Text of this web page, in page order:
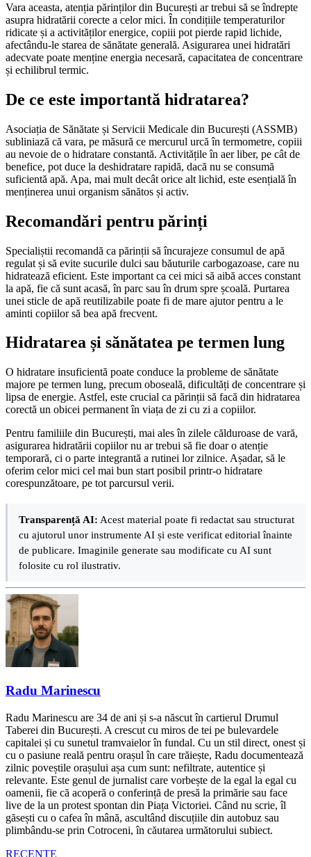
Vara aceasta, atenția părinților din București ar trebui să se îndrepte
asupra hidratării corecte a celor mici. În condițiile temperaturilor
ridicate și a activităților energice, copiii pot pierde rapid lichide,
afectându-le starea de sănătate generală. Asigurarea unei hidratări
adecvate poate menține energia necesară, capacitatea de concentrare
și echilibrul termic.
De ce este importantă hidratarea?
Asociația de Sănătate și Servicii Medicale din București (ASSMB)
subliniază că vara, pe măsură ce mercurul urcă în termometre, copiii
au nevoie de o hidratare constantă. Activitățile în aer liber, pe cât de
benefice, pot duce la deshidratare rapidă, dacă nu se consumă
suficientă apă. Apa, mai mult decât orice alt lichid, este esențială în
menținerea unui organism sănătos și activ.
Recomandări pentru părinți
Specialiștii recomandă ca părinții să încurajeze consumul de apă
regulat și să evite sucurile dulci sau băuturile carbogazoase, care nu
hidratează eficient. Este important ca cei mici să aibă acces constant
la apă, fie că sunt acasă, în parc sau în drum spre școală. Purtarea
unei sticle de apă reutilizabile poate fi de mare ajutor pentru a le
aminti copiilor să bea apă frecvent.
Hidratarea și sănătatea pe termen lung
O hidratare insuficientă poate conduce la probleme de sănătate
majore pe termen lung, precum oboseală, dificultăți de concentrare și
lipsa de energie. Astfel, este crucial ca părinții să facă din hidratarea
corectă un obicei permanent în viața de zi cu zi a copiilor.
Pentru familiile din București, mai ales în zilele călduroase de vară,
asigurarea hidratării copiilor nu ar trebui să fie doar o atenție
temporară, ci o parte integrantă a rutinei lor zilnice. Așadar, să le
oferim celor mici cel mai bun start posibil printr-o hidratare
corespunzătoare, pe tot parcursul verii.
Transparență AI: Acest material poate fi redactat sau structurat
cu ajutorul unor instrumente AI și este verificat editorial înainte
de publicare. Imaginile generate sau modificate cu AI sunt
folosite cu rol ilustrativ.
Radu Marinescu
Radu Marinescu are 34 de ani și s-a născut în cartierul Drumul
Taberei din București. A crescut cu miros de tei pe bulevardele
capitalei și cu sunetul tramvaielor în fundal. Cu un stil direct, onest și
cu o pasiune reală pentru orașul în care trăiește, Radu documentează
zilnic poveștile orașului așa cum sunt: nefiltrate, autentice și
relevante. Este genul de jurnalist care vorbește de la egal la egal cu
oamenii, fie că acoperă o conferință de presă la primărie sau face
live de la un protest spontan din Piața Victoriei. Când nu scrie, îl
găsești cu o cafea în mână, ascultând discuțiile din autobuz sau
plimbându-se prin Cotroceni, în căutarea următorului subiect.
RECENTE